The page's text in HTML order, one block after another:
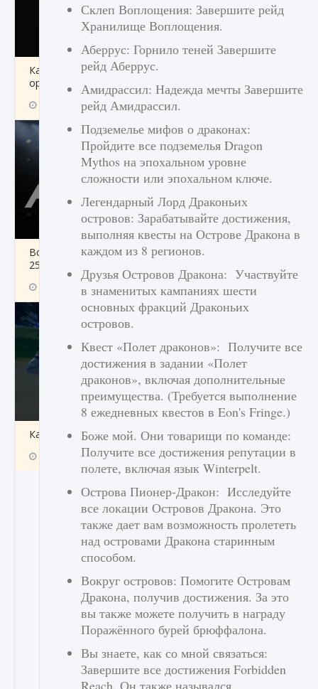
Как разблокировать чертеж счастливого
оружия в MW3 и Warzone
9 августа 2024 1 151
Все новые функции Ultimate Team в EA FC
25
9 августа 2024 1 297 0 0
Как включить чат в Fortnite
9 августа 2024 1 335 0 0
Склеп Воплощения: Завершите рейд
Хранилище Воплощения.
Аберрус: Горнило теней Завершите
рейд Аберрус.
Амидрассил: Надежда мечты Завершите
рейд Амидрассил.
Подземелье мифов о драконах:
Пройдите все подземелья Dragon
Mythos на эпохальном уровне
сложности или эпохальном ключе.
Легендарный Лорд Драконьих
островов: Зарабатывайте достижения,
выполняя квесты на Острове Дракона в
каждом из 8 регионов.
Друзья Островов Дракона: Участвуйте
в знаменитых кампаниях шести
основных фракций Драконьих
островов.
Квест «Полет драконов»: Получите все
достижения в задании «Полет
драконов», включая дополнительные
преимущества. (Требуется выполнение
8 ежедневных квестов в Eon's Fringe.)
Боже мой. Они товарищи по команде:
Получите все достижения репутации в
полете, включая язык Winterpelt.
Острова Пионер-Дракон: Исследуйте
все локации Островов Дракона. Это
также дает вам возможность пролететь
над островами Дракона старинным
способом.
Вокруг островов: Помогите Островам
Дракона, получив достижения. За это
вы также можете получить в награду
Поражённого бурей брюффалона.
Вы знаете, как со мной связаться:
Завершите все достижения Forbidden
Reach. Он также назывался